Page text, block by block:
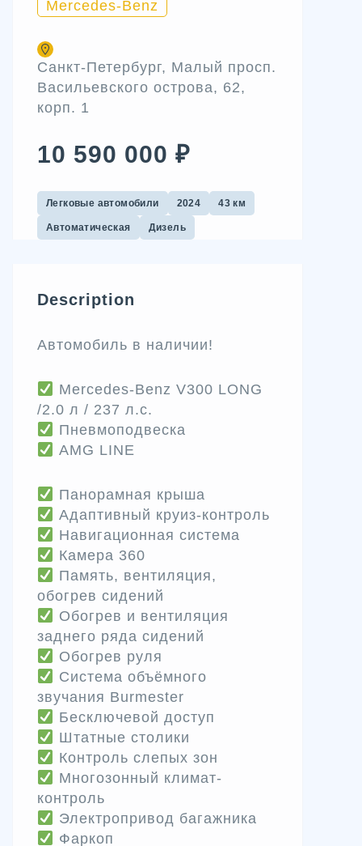
Mercedes-Benz
Санкт-Петербург, Малый просп.
Васильевского острова, 62,
корп. 1
10 590 000 ₽
Легковые автомобили 2024 43 км
Автоматическая Дизель
Description
Автомобиль в наличии!
Mеrсedеs-Bеnz V300 LОNG
/2.0 л / 237 л.с.
Пневмоподвеска
AMG LINE
Панорамная крыша
Адаптивный круиз-контроль
Навигационная система
Камера 360
Память, вентиляция,
обогрев сидений
Обогрев и вентиляция
заднего ряда сидений
Обогрев руля
Система объёмного
звучания Burmester
Бесключевой доступ
Штатные столики
Контроль слепых зон
Многозонный климат-
контроль
Электропривод багажника
Фаркоп